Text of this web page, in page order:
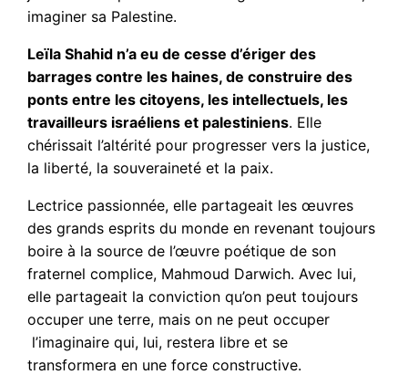
imaginer sa Palestine.
Leïla Shahid n’a eu de cesse d’ériger des
barrages contre les haines, de construire des
ponts entre les citoyens, les intellectuels, les
travailleurs israéliens et palestiniens. Elle
chérissait l’altérité pour progresser vers la justice,
la liberté, la souveraineté et la paix.
Lectrice passionnée, elle partageait les œuvres
des grands esprits du monde en revenant toujours
boire à la source de l’œuvre poétique de son
fraternel complice, Mahmoud Darwich. Avec lui,
elle partageait la conviction qu’on peut toujours
occuper une terre, mais on ne peut occuper
l’imaginaire qui, lui, restera libre et se
transformera en une force constructive.